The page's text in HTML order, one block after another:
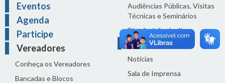
Eventos
Agenda
Participe
Vereadores
Conheça os Vereadores
Bancadas e Blocos
Audiências Públicas, Visitas
Técnicas e Seminários
Distribuição do dia
Comunicação
Notícias
Sala de Imprensa